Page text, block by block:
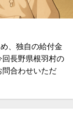
、独自の給付金
回長野県根羽村の
合わせいただ